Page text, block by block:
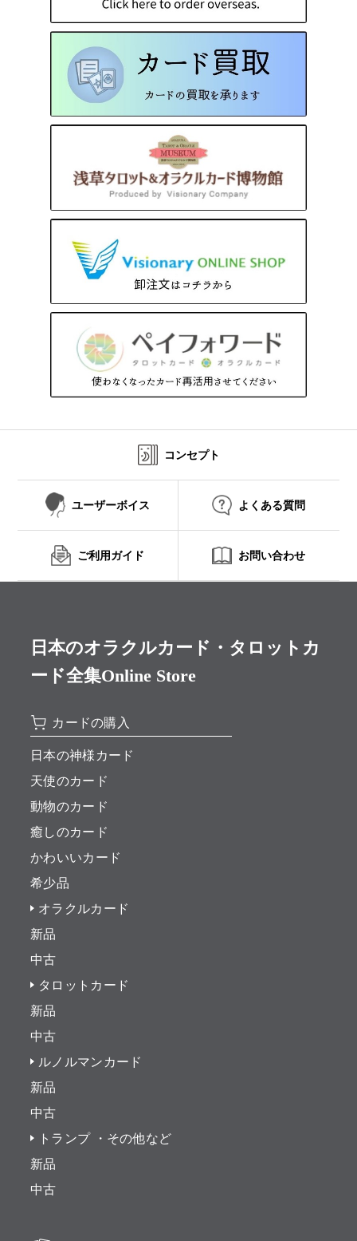
コンセプト
ユーザーボイス よくある質問
ご利用ガイド お問い合わせ
日本のオラクルカード・タロットカ
ード全集Online Store
カードの購入
日本の神様カード
天使のカード
動物のカード
癒しのカード
かわいいカード
希少品
オラクルカード
新品
中古
タロットカード
新品
中古
ルノルマンカード
新品
中古
トランプ ・その他など
新品
中古